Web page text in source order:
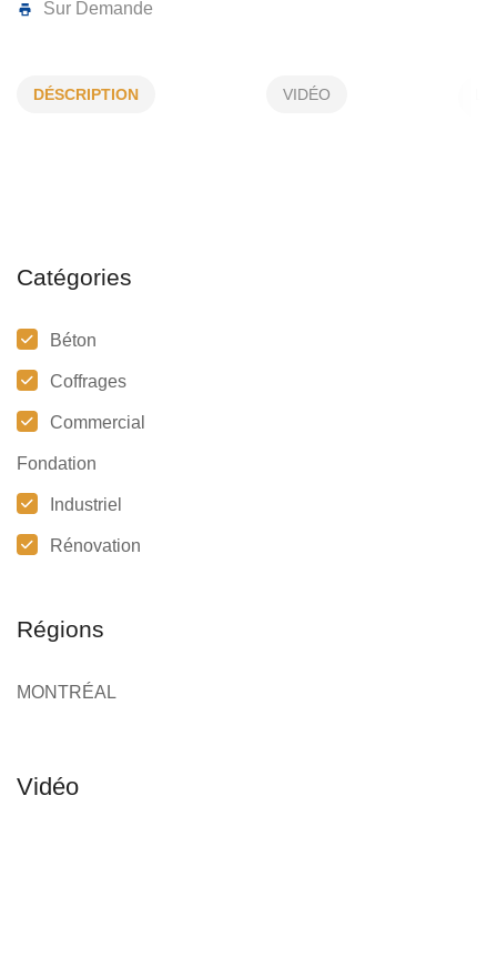
435, Port Royal O, Montréal, (Qc)
DÉSCRIPTION VIDÉO
Catégories
Béton
Coffrages
Commercial
Fondation
Industriel
Rénovation
Régions
MONTRÉAL